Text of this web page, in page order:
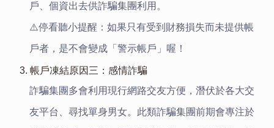
戶、個資出去供詐騙集團利用。
⚠️停看聽小提醒：如果只有受到財務損失而未提供帳
戶者，是不會變成「警示帳戶」喔！
3. 帳戶凍結原因三：感情詐騙
詐騙集團多會利用現行網路交友方便，潛伏於各大交
友平台、尋找單身男女。此類詐騙集團前期會專注於